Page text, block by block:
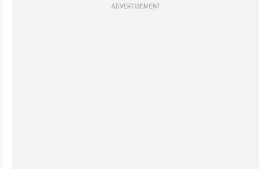
ADVERTISEMENT